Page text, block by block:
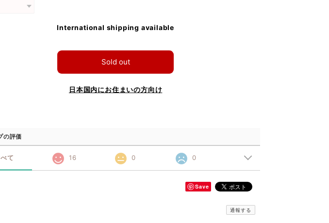
International shipping available
Sold out
日本国内にお住まいの方向け
の評価
て 16 0 0
Save
通報する